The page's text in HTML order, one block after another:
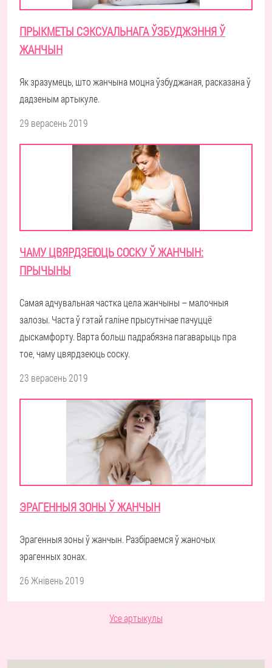
ПРЫКМЕТЫ СЭКСУАЛЬНАГА ЎЗБУДЖЭННЯ Ў
ЖАНЧЫН
Як зразумець, што жанчына моцна ўзбуджаная, расказана ў
дадзеным артыкуле.
29 верасень 2019
ЧАМУ ЦВЯРДЗЕЮЦЬ СОСКУ Ў ЖАНЧЫН:
ПРЫЧЫНЫ
Самая адчувальная частка цела жанчыны – малочныя
залозы. Часта ў гэтай галіне прысутнічае пачуццё
дыскамфорту. Варта больш падрабязна пагаварыць пра
тое, чаму цвярдзеюць соску.
23 верасень 2019
ЭРАГЕННЫЯ ЗОНЫ Ў ЖАНЧЫН
Эрагенныя зоны ў жанчын. Разбіраемся ў жаночых
эрагенных зонах.
26 Жнівень 2019
Усе артыкулы